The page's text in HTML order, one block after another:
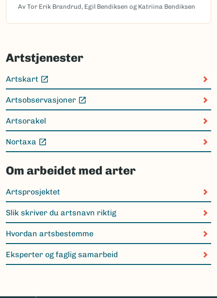
Av Tor Erik Brandrud, Egil Bendiksen og Katriina Bendiksen
Artstjenester
Artskart
(Ekstern lenke)
Artsobservasjoner
(Ekstern lenke)
Artsorakel
Nortaxa
(Ekstern lenke)
Om arbeidet med arter
Artsprosjektet
Slik skriver du artsnavn riktig
Hvordan artsbestemme
Eksperter og faglig samarbeid